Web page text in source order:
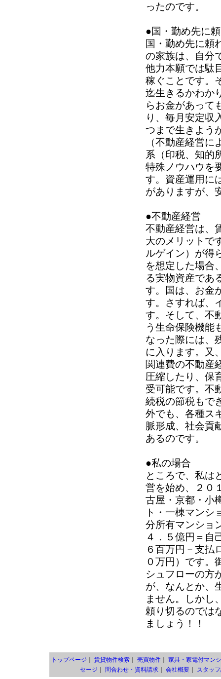
ったのです。
●国・勤め先に
国・勤め先に頼
の家族は、自分
他力本願では駄
稼ぐことです。
迄生きるかわか
らお金があって
り、毎月安定収
つまで生きよう
（不動産経営
系（印税、知的
特殊ノウハウを
す。資産運用に
がありますが、
●不動産経営
不動産経営は、
大のメリットで
ルゲイン）が得
を想定した場合
る実物資産であ
す。国は、お金
す。さすれば、
す。そして、不
う生命保険機能
なった際には、
に入ります。又
関連費の不動産
圧縮したり、保
受可能です。不
続税の節税もで
外でも、各種ス
脈形成、社会貢
あるのです。
●私の場合
ところで、私は
営を始め、２０
古屋・京都・小
ト・一棟マンシ
分所有マンショ
４．５億円＝自
６百万円－支払
０万円）です。
シュフローの方
が、なんとか、
ません。しかし
頼り切るのでは
ましょう！！
トップページ 賃貸物件検索｜ 売買物件｜ 家具・家電付マン
セージ
問合わせ・資料請求｜ 会社概要｜ スタッ